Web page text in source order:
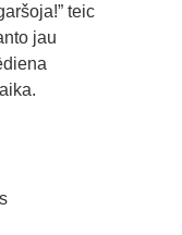
teic
jau